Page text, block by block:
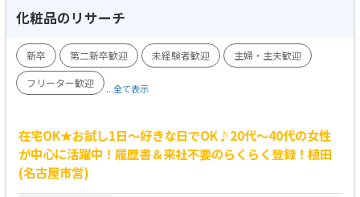
化粧品のリサーチ
新卒 第二新卒歓迎 未経験者歓迎
主婦・主夫歓迎
フリーター歓迎
...全て表示
在宅OK★お試し1日～好きな日でOK♪20代～40代の女性
が中心に活躍中！履歴書＆来社不要のらくらく登録！植田
(名古屋市営)